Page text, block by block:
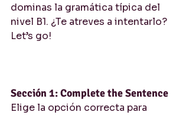
dominas la gramática típica del
nivel B1. ¿Te atreves a intentarlo?
Let’s go!
Sección 1: Complete the Sentence
Elige la opción correcta para